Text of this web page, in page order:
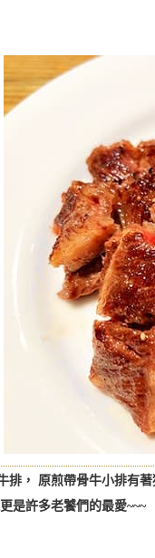
排， 原煎帶骨牛小排有
是許多老饕們的最愛~~~